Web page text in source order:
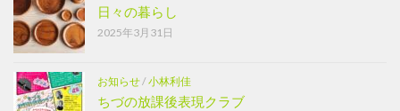
日々の暮らし
2025年3月31日
お知らせ/小林利佳
ちづの放課後表現クラブ